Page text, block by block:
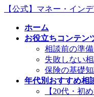
コ
ナ
【公式】マネー・イン
ホーム
お役立ちコンテン
相談前の準
失敗しない
保険の基礎
年代別おすすめ相
【20代・初